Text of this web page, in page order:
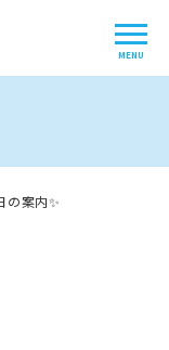
の案内✨